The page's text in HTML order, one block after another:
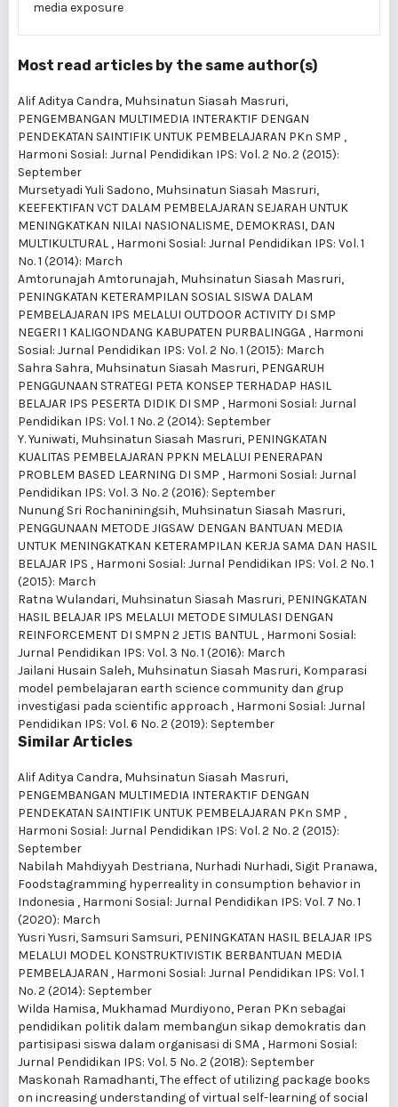
media exposure
Most read articles by the same author(s)
Alif Aditya Candra, Muhsinatun Siasah Masruri,
PENGEMBANGAN MULTIMEDIA INTERAKTIF DENGAN
PENDEKATAN SAINTIFIK UNTUK PEMBELAJARAN PKn SMP ,
Harmoni Sosial: Jurnal Pendidikan IPS: Vol. 2 No. 2 (2015):
September
Mursetyadi Yuli Sadono, Muhsinatun Siasah Masruri,
KEEFEKTIFAN VCT DALAM PEMBELAJARAN SEJARAH UNTUK
MENINGKATKAN NILAI NASIONALISME, DEMOKRASI, DAN
MULTIKULTURAL , Harmoni Sosial: Jurnal Pendidikan IPS: Vol. 1
No. 1 (2014): March
Amtorunajah Amtorunajah, Muhsinatun Siasah Masruri,
PENINGKATAN KETERAMPILAN SOSIAL SISWA DALAM
PEMBELAJARAN IPS MELALUI OUTDOOR ACTIVITY DI SMP
NEGERI 1 KALIGONDANG KABUPATEN PURBALINGGA , Harmoni
Sosial: Jurnal Pendidikan IPS: Vol. 2 No. 1 (2015): March
Sahra Sahra, Muhsinatun Siasah Masruri, PENGARUH
PENGGUNAAN STRATEGI PETA KONSEP TERHADAP HASIL
BELAJAR IPS PESERTA DIDIK DI SMP , Harmoni Sosial: Jurnal
Pendidikan IPS: Vol. 1 No. 2 (2014): September
Y. Yuniwati, Muhsinatun Siasah Masruri, PENINGKATAN
KUALITAS PEMBELAJARAN PPKN MELALUI PENERAPAN
PROBLEM BASED LEARNING DI SMP , Harmoni Sosial: Jurnal
Pendidikan IPS: Vol. 3 No. 2 (2016): September
Nunung Sri Rochaniningsih, Muhsinatun Siasah Masruri,
PENGGUNAAN METODE JIGSAW DENGAN BANTUAN MEDIA
UNTUK MENINGKATKAN KETERAMPILAN KERJA SAMA DAN HASIL
BELAJAR IPS , Harmoni Sosial: Jurnal Pendidikan IPS: Vol. 2 No. 1
(2015): March
Ratna Wulandari, Muhsinatun Siasah Masruri, PENINGKATAN
HASIL BELAJAR IPS MELALUI METODE SIMULASI DENGAN
REINFORCEMENT DI SMPN 2 JETIS BANTUL , Harmoni Sosial:
Jurnal Pendidikan IPS: Vol. 3 No. 1 (2016): March
Jailani Husain Saleh, Muhsinatun Siasah Masruri, Komparasi
model pembelajaran earth science community dan grup
investigasi pada scientific approach , Harmoni Sosial: Jurnal
Pendidikan IPS: Vol. 6 No. 2 (2019): September
Similar Articles
Alif Aditya Candra, Muhsinatun Siasah Masruri,
PENGEMBANGAN MULTIMEDIA INTERAKTIF DENGAN
PENDEKATAN SAINTIFIK UNTUK PEMBELAJARAN PKn SMP ,
Harmoni Sosial: Jurnal Pendidikan IPS: Vol. 2 No. 2 (2015):
September
Nabilah Mahdiyyah Destriana, Nurhadi Nurhadi, Sigit Pranawa,
Foodstagramming hyperreality in consumption behavior in
Indonesia , Harmoni Sosial: Jurnal Pendidikan IPS: Vol. 7 No. 1
(2020): March
Yusri Yusri, Samsuri Samsuri, PENINGKATAN HASIL BELAJAR IPS
MELALUI MODEL KONSTRUKTIVISTIK BERBANTUAN MEDIA
PEMBELAJARAN , Harmoni Sosial: Jurnal Pendidikan IPS: Vol. 1
No. 2 (2014): September
Wilda Hamisa, Mukhamad Murdiyono, Peran PKn sebagai
pendidikan politik dalam membangun sikap demokratis dan
partisipasi siswa dalam organisasi di SMA , Harmoni Sosial:
Jurnal Pendidikan IPS: Vol. 5 No. 2 (2018): September
Maskonah Ramadhanti,The effect of utilizing package books
on increasing understanding of virtual self-learning of social